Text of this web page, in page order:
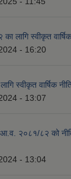
लागि स्वीकृत
- 16:20
स्वीकृत वार्षिक
- 13:07
आ‍.व. २०८१/८२ को
- 13:04